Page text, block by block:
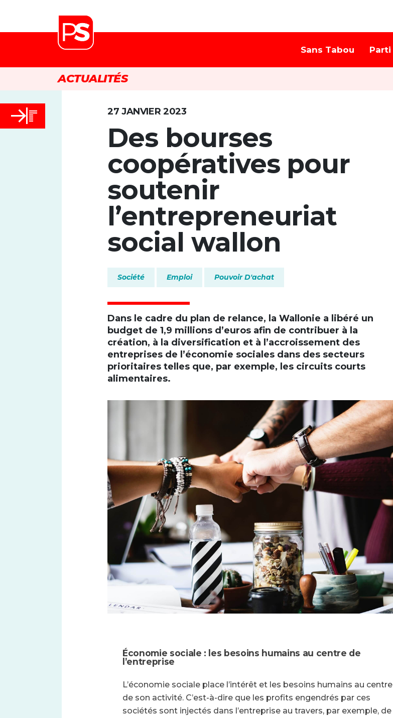
Sans Tabou Parti
ACTUALITÉS
Font size
27 JANVIER 2023
Des bourses
coopératives pour
soutenir
l’entrepreneuriat
social wallon
Société Emploi Pouvoir D'achat
Dans le cadre du plan de relance, la Wallonie a libéré un
budget de 1,9 millions d’euros afin de contribuer à la
création, à la diversification et à l’accroissement des
entreprises de l’économie sociales dans des secteurs
prioritaires telles que, par exemple, les circuits courts
alimentaires.
Économie sociale : les besoins humains au centre de
l’entreprise
L’économie sociale place l’intérêt et les besoins humains au centre
de son activité. C’est-à-dire que les profits engendrés par ces
sociétés sont injectés dans l’entreprise au travers, par exemple, de